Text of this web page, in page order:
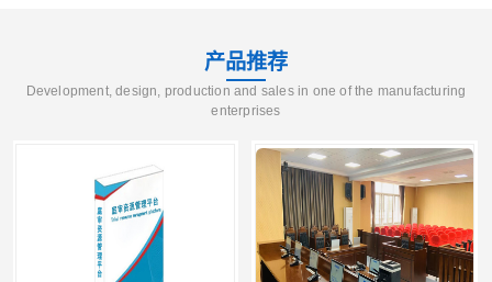
产品推荐
Development, design, production and sales in one of the manufacturing
enterprises